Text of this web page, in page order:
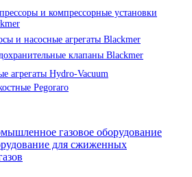
и компрессорные установки
и насосные агрегаты Blackmer
клапаны Blackmer
агрегаты Hydro-Vacuum
Pegoraro
газовое оборудование
для сжиженных